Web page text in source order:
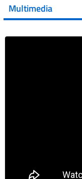
Vai al
Multimedia